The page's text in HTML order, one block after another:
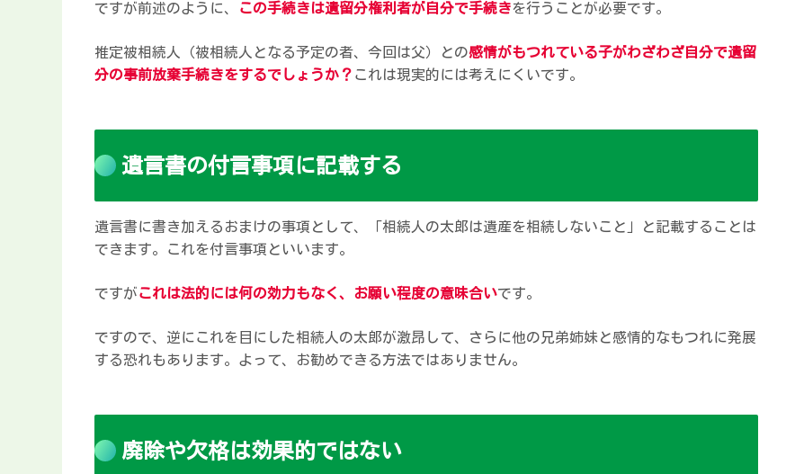
ですが前述のように、 この手続きは遺留分権利者が自分で手続きを行うことが必要です。
推定被相続人（被相続人となる予定の者、今回は父）との感情がもつれている子がわざわざ自分で遺留
分の事前放棄手続きをするでしょうか？ これは現実的には考えにくいです。
遺言書の付言事項に記載する
遺言書に書き加えるおまけの事項として、「相続人の太郎は遺産を相続しないこと」と記載することは
できます。これを付言事項といいます。
ですがこれは法的には何の効力もなく、お願い程度の意味合いです。
ですので、逆にこれを目にした相続人の太郎が激昂して、さらに他の兄弟姉妹と感情的なもつれに発展
する恐れもあります。よって、お勧めできる方法ではありません。
廃除や欠格は効果的ではない